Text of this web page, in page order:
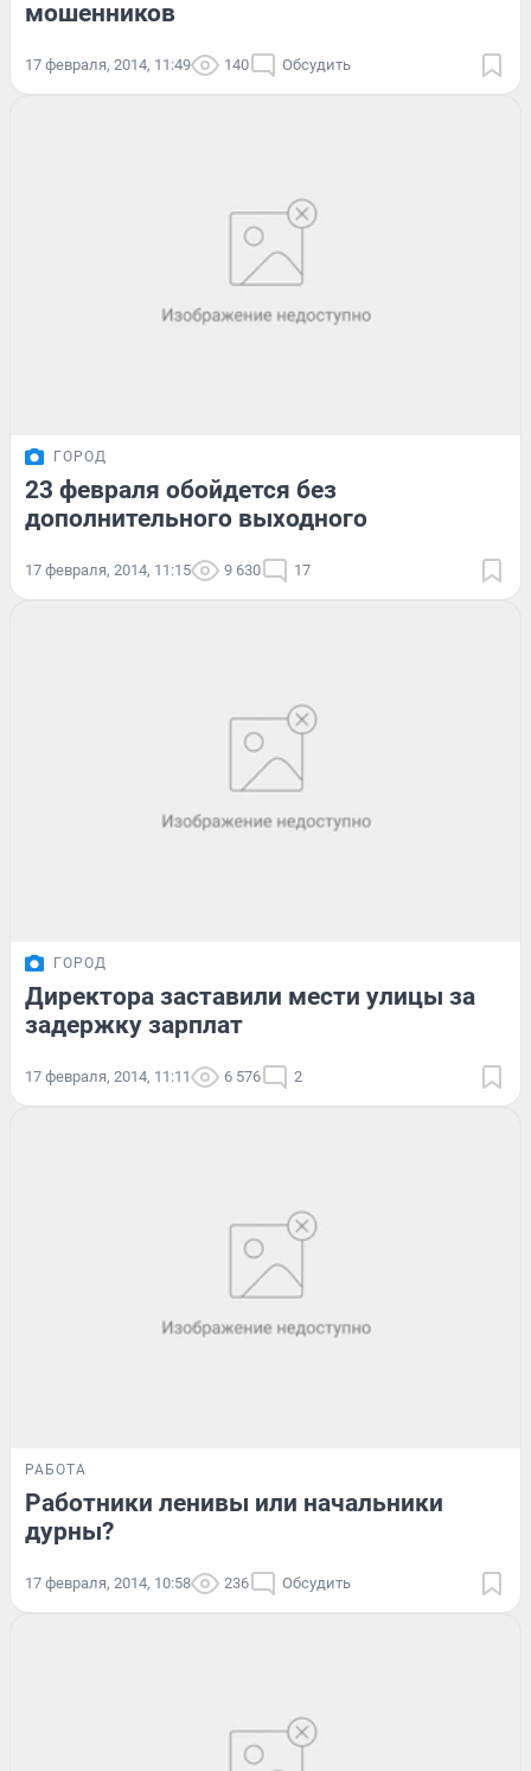
мошенников
17 февраля, 2014, 11:49 140 Обсудить
ГОРОД
23 февраля обойдется без
дополнительного выходного
17 февраля, 2014, 11:15 9 630 17
ГОРОД
Директора заставили мести улицы за
задержку зарплат
17 февраля, 2014, 11:11 6 576 2
РАБОТА
Работники ленивы или начальники
дурны?
17 февраля, 2014, 10:58 236 Обсудить